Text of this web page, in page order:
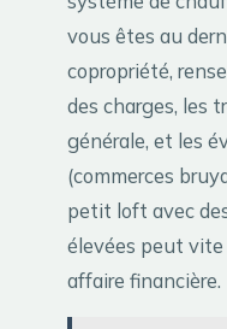
vous êtes au
copropriété,
des charges, les
générale, et les
(commerces
petit loft avec
élevées peut
affaire financière.